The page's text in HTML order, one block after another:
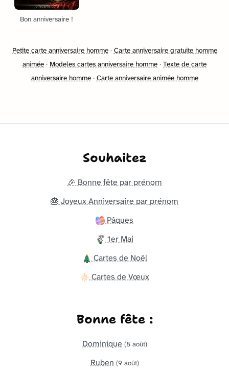
Bon anniversaire !
Petite carte anniversaire homme· Carte anniversaire gratuite homme
animée · Modeles cartes anniversaire homme · Texte de carte
anniversaire homme· Carte anniversaire animée homme
Souhaitez
🎉 Bonne fête par prénom
🎂 Joyeux Anniversaire par prénom
Pâques
1er Mai
Cartes de Noël
Cartes de Vœux
Bonne fête :
Dominique (8 août)
Ruben (9 août)